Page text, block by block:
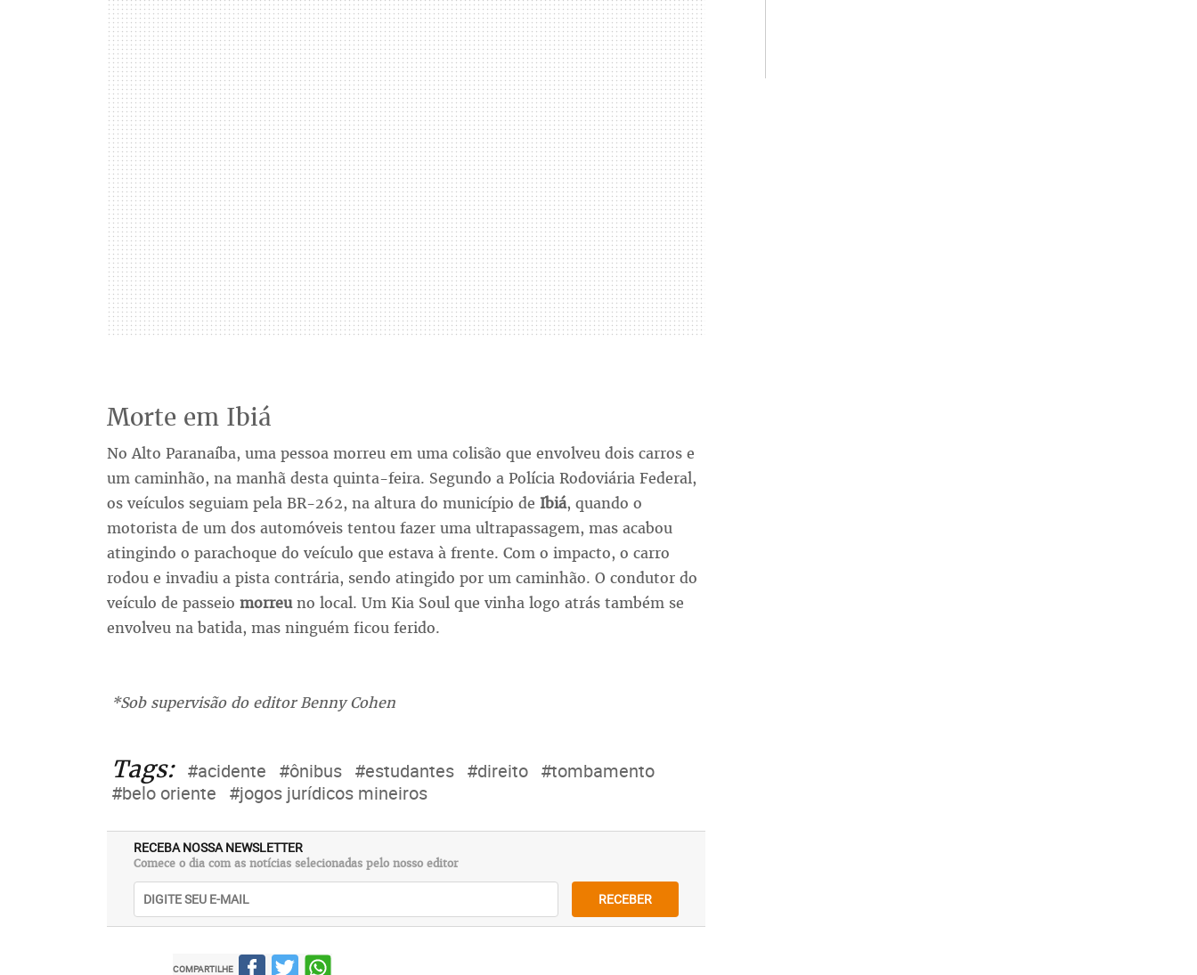
Morte em Ibiá
No Alto Paranaíba, uma pessoa morreu em uma colisão que envolveu dois carros e
um caminhão, na manhã desta quinta-feira. Segundo a Polícia Rodoviária Federal,
os veículos seguiam pela BR-262, na altura do município de Ibiá, quando o
motorista de um dos automóveis tentou fazer uma ultrapassagem, mas acabou
atingindo o parachoque do veículo que estava à frente. Com o impacto, o carro
rodou e invadiu a pista contrária, sendo atingido por um caminhão. O condutor do
veículo de passeio morreuno local. Um Kia Soul que vinha logo atrás também se
envolveu na batida, mas ninguém ficou ferido.
*Sob supervisão do editor Benny Cohen
Tags: #acidente #ônibus #estudantes #direito #tombamento
#belo oriente #jogos jurídicos mineiros
RECEBA NOSSA NEWSLETTER
Comece o dia com as notícias selecionadas pelo nosso editor
RECEBER
COMPARTILHE